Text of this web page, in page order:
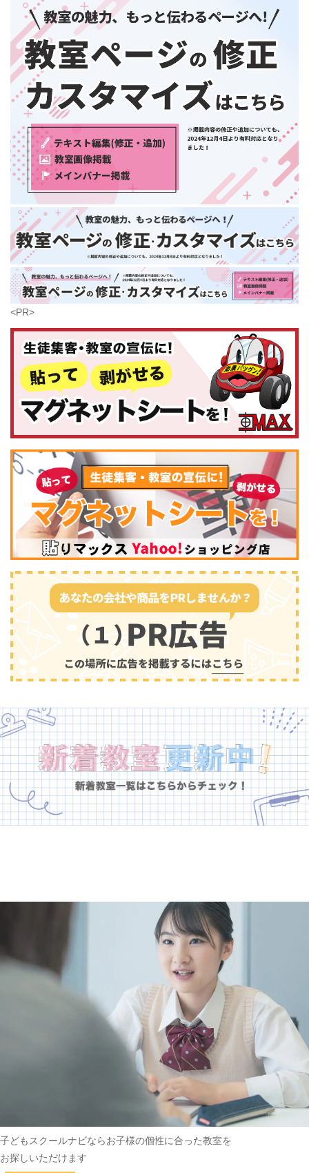
岡山県
広島県
山口県
徳島県
香川県
愛媛県
高知県
九州・沖縄
福岡県
佐賀県
長崎県
熊本県
大分県
宮崎県
鹿児島県
沖縄県
音楽 (2413)
芸術 (179)
コンピュータ・科学(441)
幼児教育(681)
<PR>
子どもスクールナビならお子様の個性に合った教室を
お探しいただけます